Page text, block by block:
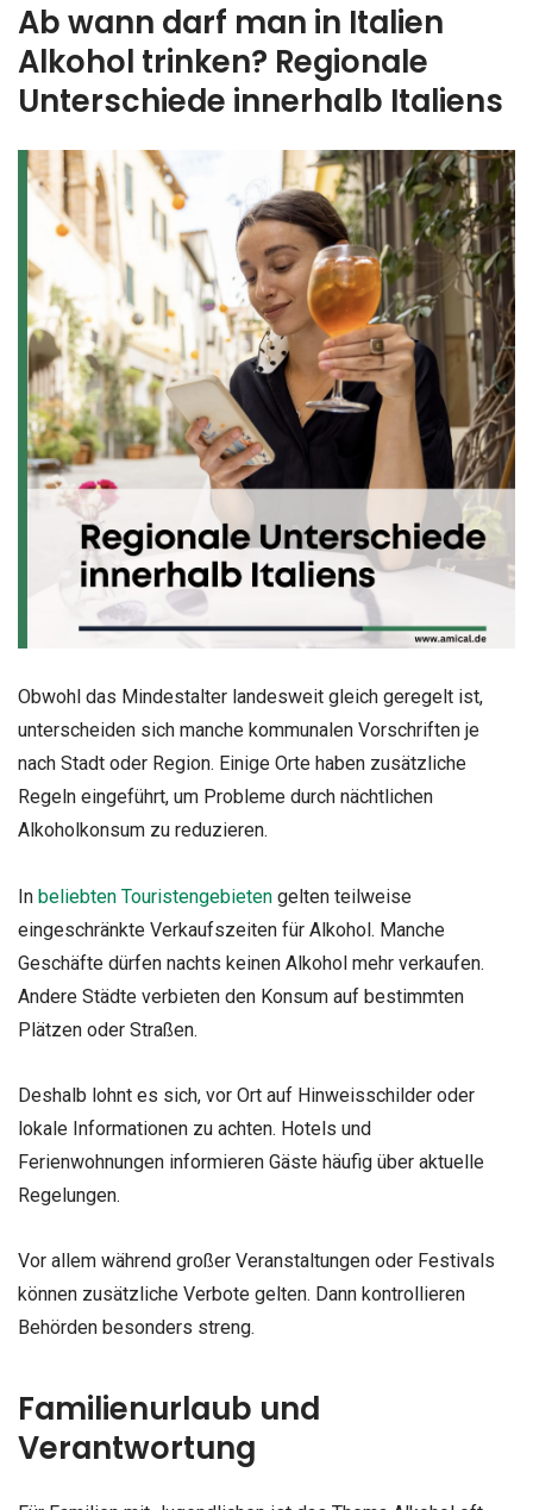
Ab wann darf man in Italien
Alkohol trinken? Regionale
Unterschiede innerhalb Italiens
Obwohl das Mindestalter landesweit gleich geregelt ist,
unterscheiden sich manche kommunalen Vorschriften je
nach Stadt oder Region. Einige Orte haben zusätzliche
Regeln eingeführt, um Probleme durch nächtlichen
Alkoholkonsum zu reduzieren.
In beliebten Touristengebieten gelten teilweise
eingeschränkte Verkaufszeiten für Alkohol. Manche
Geschäfte dürfen nachts keinen Alkohol mehr verkaufen.
Andere Städte verbieten den Konsum auf bestimmten
Plätzen oder Straßen.
Deshalb lohnt es sich, vor Ort auf Hinweisschilder oder
lokale Informationen zu achten. Hotels und
Ferienwohnungen informieren Gäste häufig über aktuelle
Regelungen.
Vor allem während großer Veranstaltungen oder Festivals
können zusätzliche Verbote gelten. Dann kontrollieren
Behörden besonders streng.
Familienurlaub und
Verantwortung